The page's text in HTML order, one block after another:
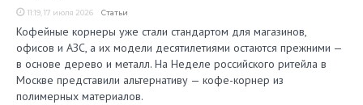
11:19, 17 июля 2026 Статьи
Кофейные корнеры уже стали стандартом для магазинов,
офисов и АЗС, а их модели десятилетиями остаются прежними —
в основе дерево и металл. На Неделе российского ритейла в
Москве представили альтернативу — кофе-корнер из
полимерных материалов.